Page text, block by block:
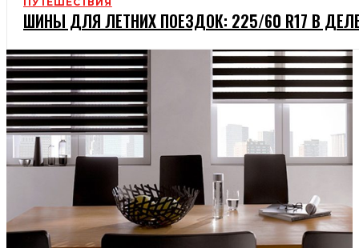
ШИНЫ ДЛЯ ЛЕТНИХ ПОЕЗДОК: 225/60 R17 В